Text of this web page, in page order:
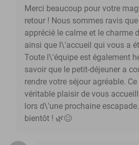
Merci beaucoup pour votre
retour ! Nous sommes ravis
apprécié le calme et le charme
ainsi que l\'accueil qui vous a
Toute l\'équipe est également
savoir que le petit-déjeuner a
rendre votre séjour agréable.
véritable plaisir de vous
lors d\'une prochaine
bientôt ! 🌿😊